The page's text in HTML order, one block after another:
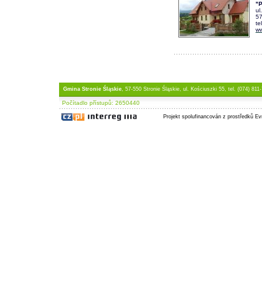
Gmina Stronie Śląskie, 57-550 Stronie Śląskie, ul. Kościuszki 55, tel. (074)
Počítadlo přístupů: 2650440
Projekt spolufinancován z prostředků